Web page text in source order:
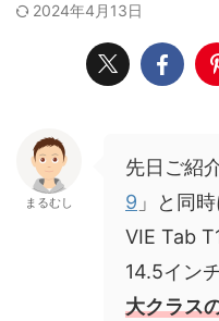
2024年4月13日
まるむし
先日ご紹
9 」と同
VIE Tab
14.5イン
大クラス